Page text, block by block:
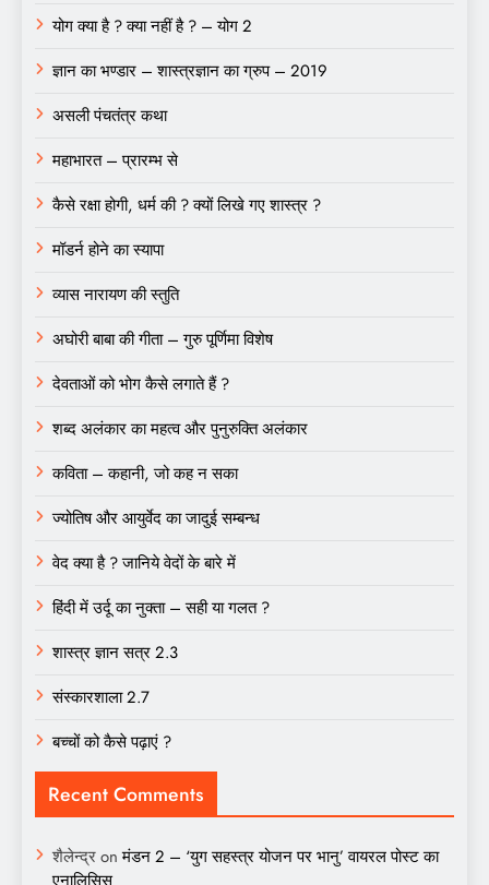
योग क्या है ? क्या नहीं है ? – योग 2
ज्ञान का भण्डार – शास्त्रज्ञान का ग्रुप – 2019
असली पंचतंत्र कथा
महाभारत – प्रारम्भ से
कैसे रक्षा होगी, धर्म की ? क्यों लिखे गए शास्त्र ?
मॉडर्न होने का स्यापा
व्यास नारायण की स्तुति
अघोरी बाबा की गीता – गुरु पूर्णिमा विशेष
देवताओं को भोग कैसे लगाते हैं ?
शब्द अलंकार का महत्व और पुनुरुक्ति अलंकार
कविता – कहानी, जो कह न सका
ज्योतिष और आयुर्वेद का जादुई सम्बन्ध
वेद क्या है ? जानिये वेदों के बारे में
हिंदी में उर्दू का नुक्ता – सही या गलत ?
शास्त्र ज्ञान सत्र 2.3
संस्कारशाला 2.7
बच्चों को कैसे पढ़ाएं ?
Recent Comments
शैलेन्द्रonमंडन 2 – ‘युग सहस्त्र योजन पर भानु’ वायरल पोस्ट का